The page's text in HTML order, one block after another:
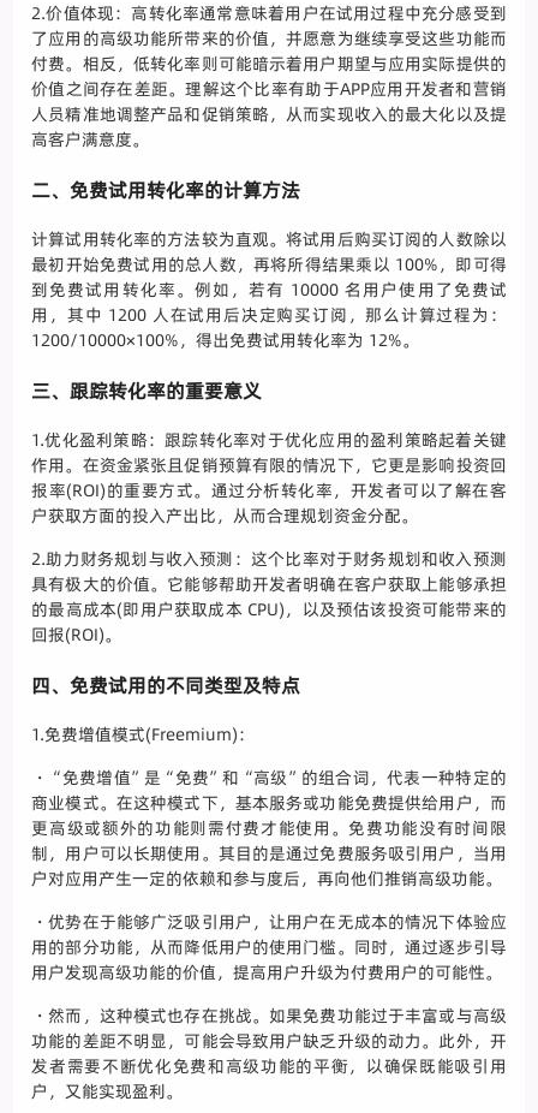
2.价值体现：高转化率通常意味着用户在试用过程中充分感受到
了应用的高级功能所带来的价值，并愿意为继续享受这些功能而
付费。相反，低转化率则可能暗示着用户期望与应用实际提供的
价值之间存在差距。理解这个比率有助于APP应用开发者和营销
人员精准地调整产品和促销策略，从而实现收入的最大化以及提
高客户满意度。
二、免费试用转化率的计算方法
计算试用转化率的方法较为直观。将试用后购买订阅的人数除以
最初开始免费试用的总人数，再将所得结果乘以 100%，即可得
到免费试用转化率。例如，若有 10000 名用户使用了免费试
用，其中 1200 人在试用后决定购买订阅，那么计算过程为：
1200/10000×100%，得出免费试用转化率为 12%。
三、跟踪转化率的重要意义
1.优化盈利策略：跟踪转化率对于优化应用的盈利策略起着关键
作用。在资金紧张且促销预算有限的情况下，它更是影响投资回
报率(ROI)的重要方式。通过分析转化率，开发者可以了解在客
户获取方面的投入产出比，从而合理规划资金分配。
2.助力财务规划与收入预测：这个比率对于财务规划和收入预测
具有极大的价值。它能够帮助开发者明确在客户获取上能够承担
的最高成本(即用户获取成本 CPU)，以及预估该投资可能带来的
回报(ROI)。
四、免费试用的不同类型及特点
1.免费增值模式(Freemium)：
・“免费增值”是“免费”和“高级”的组合词，代表一种特定的
商业模式。在这种模式下，基本服务或功能免费提供给用户，而
更高级或额外的功能则需付费才能使用。免费功能没有时间限
制，用户可以长期使用。其目的是通过免费服务吸引用户，当用
户对应用产生一定的依赖和参与度后，再向他们推销高级功能。
・优势在于能够广泛吸引用户，让用户在无成本的情况下体验应
用的部分功能，从而降低用户的使用门槛。同时，通过逐步引导
用户发现高级功能的价值，提高用户升级为付费用户的可能性。
・然而，这种模式也存在挑战。如果免费功能过于丰富或与高级
功能的差距不明显，可能会导致用户缺乏升级的动力。此外，开
发者需要不断优化免费和高级功能的平衡，以确保既能吸引用
户，又能实现盈利。